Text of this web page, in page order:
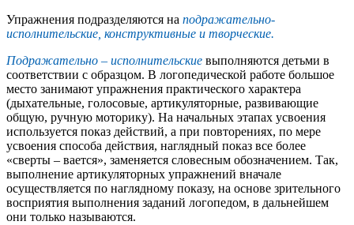
Упражнения подразделяются на подражательно-
исполнительские, конструктивные и творческие.
Подражательно – исполнительские выполняются детьми в
соответствии с образцом. В логопедической работе большое
место занимают упражнения практического характера
(дыхательные, голосовые, артикуляторные, развивающие
общую, ручную моторику). На начальных этапах усвоения
используется показ действий, а при повторениях, по мере
усвоения способа действия, наглядный показ все более
«сверты – вается», заменяется словесным обозначением. Так,
выполнение артикуляторных упражнений вначале
осуществляется по наглядному показу, на основе зрительного
восприятия выполнения заданий логопедом, в дальнейшем
они только называются.